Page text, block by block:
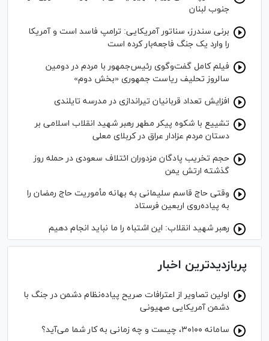
جنوب لبنان
برنی سندرز، سناتور آمریکایی: ترامپ فاسد است و آمریکا
را وارد یک جنگ فاجعه‌بار کرده است
فیلم کامل گفت‌وگوی رئیس‌جمهور با مردم در دومین
سالروز تحلیف ریاست جمهوری «بخش دوم»
افزایش تعداد قربانیان تیراندازی در مدرسه تایلندی
تشییع با شکوه پیکر مطهر رهبر شهید انقلاب اسلامی بر
دستان مردم عزادار عراق در کربلای معلی
حجم تخریب پادگان مزدوران ائتلاف سعودی در حمله روز
گذشته ارتش یمن
وقتی حاج قاسم سلیمانی به بهانه مأموریت حاج رمضان را
به پیاده‌روی اربعین فرستاد
رهبر شهید انقلاب: این اشتباه را ما نباید انجام دهیم
پربازدیدترین اخبار
اولین تصاویر از اعترافات صریح پیاده‌نظام‌ دشمن در جنگ با
دشمن آمریکایی صهیونی
سامانه ۳۰۱۰۰، چیست و چه زمانی به کار شما می‌آید؟